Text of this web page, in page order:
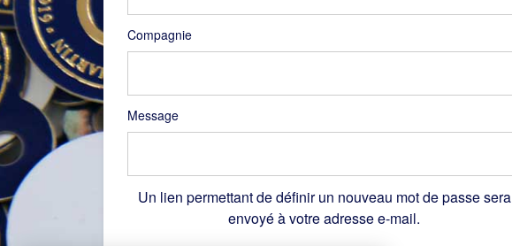
Compagnie
Message
Un lien permettant de définir un nouveau mot de passe sera
envoyé à votre adresse e-mail.